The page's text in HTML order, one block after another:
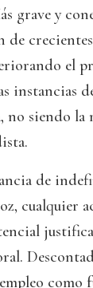
grave y
el
instancias
no siendo la
de
cualquier
como